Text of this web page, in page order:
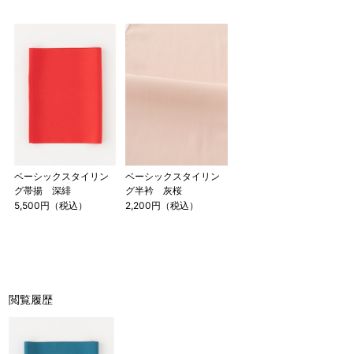
ベーシックスタイリン
グ帯揚 深緋
5,500円（税込）
ベーシックスタイリン
グ半衿 灰桜
2,200円（税込）
閲覧履歴